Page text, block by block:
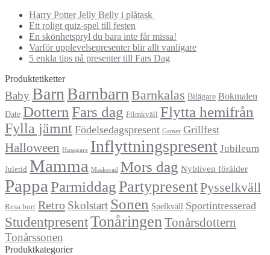
Harry Potter Jelly Belly i plåtask
Ett roligt quiz-spel till festen
En skönhetspryl du bara inte får missa!
Varför upplevelsepresenter blir allt vanligare
5 enkla tips på presenter till Fars Dag
Produktetiketter
Baby Barn Barnbarn Barnkalas Bilägare Bokmalen
Date Dottern Fars dag Filmkväll Flytta hemifrån
Fylla jämnt Födelsedagspresent Gamer Grillfest
Halloween Husägare Inflyttningspresent Jubileum
Juletid Mamma Maskerad Mors dag Nybliven förälder
Pappa ParmiddagPartypresentPysselkväll
Resa bort Retro Skolstart Sonen Spelkväll Sportintresserad
StudentpresentTonåringen Tonårsdottern
Tonårssonen
Produktkategorier